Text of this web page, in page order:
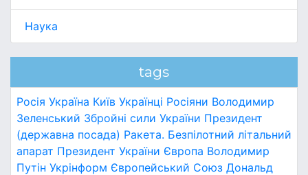
Наука
tags
Росія Україна Київ Українці Росіяни Володимир
Зеленський Збройні сили України Президент
(державна посада) Ракета. Безпілотний літальний
апарат Президент України Європа Володимир
Путін Укрінформ Європейський Союз Дональд